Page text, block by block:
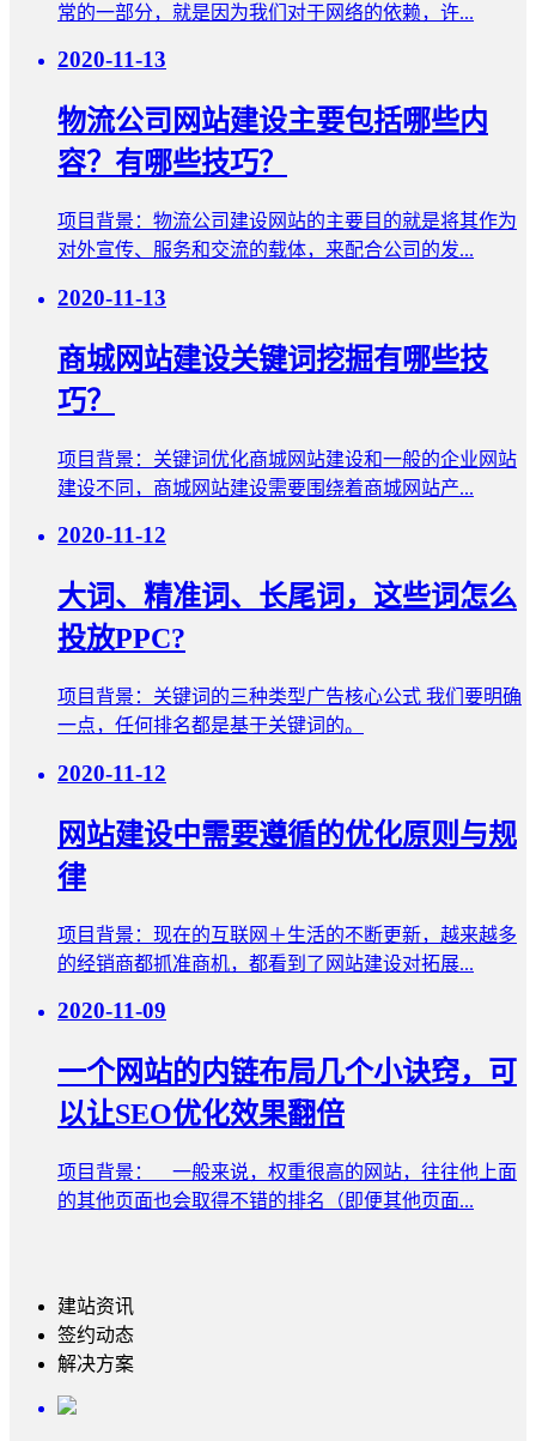
常的一部分，就是因为我们对于网络的依赖，许...
2020-11-13
物流公司网站建设主要包括哪些内
容？有哪些技巧？
项目背景：物流公司建设网站的主要目的就是将其作为
对外宣传、服务和交流的载体，来配合公司的发...
2020-11-13
商城网站建设关键词挖掘有哪些技
巧？
项目背景：关键词优化商城网站建设和一般的企业网站
建设不同，商城网站建设需要围绕着商城网站产...
2020-11-12
大词、精准词、长尾词，这些词怎么
投放PPC?
项目背景：关键词的三种类型广告核心公式 我们要明确
一点，任何排名都是基于关键词的。
2020-11-12
网站建设中需要遵循的优化原则与规
律
项目背景：现在的互联网＋生活的不断更新，越来越多
的经销商都抓准商机，都看到了网站建设对拓展...
2020-11-09
一个网站的内链布局几个小诀窍，可
以让SEO优化效果翻倍
项目背景： 一般来说，权重很高的网站，往往他上面
的其他页面也会取得不错的排名（即便其他页面...
建站资讯
签约动态
解决方案